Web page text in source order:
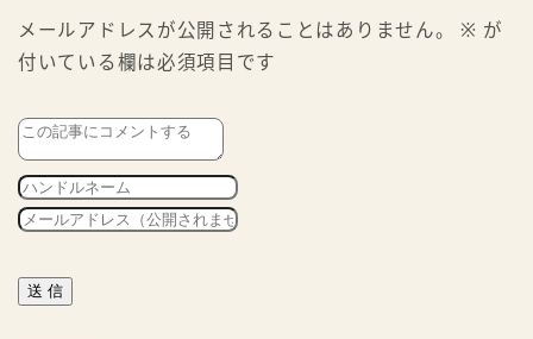
メールアドレスが公開されることはありません。 ※ が
付いている欄は必須項目です